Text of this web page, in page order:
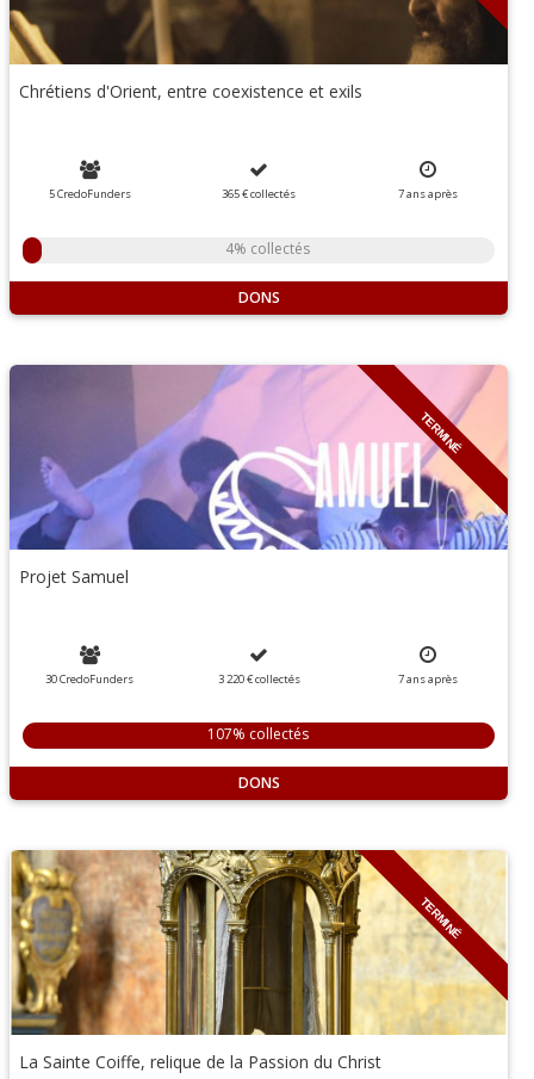
Chrétiens d'Orient, entre coexistence et exils
5 CredoFunders 365 €collectés 7ansaprès
4% collectés
DONS
TERMINÉ
Projet Samuel
30 CredoFunders 3 220 €collectés 7ansaprès
107% collectés
DONS
TERMINÉ
La Sainte Coiffe, relique de la Passion du Christ